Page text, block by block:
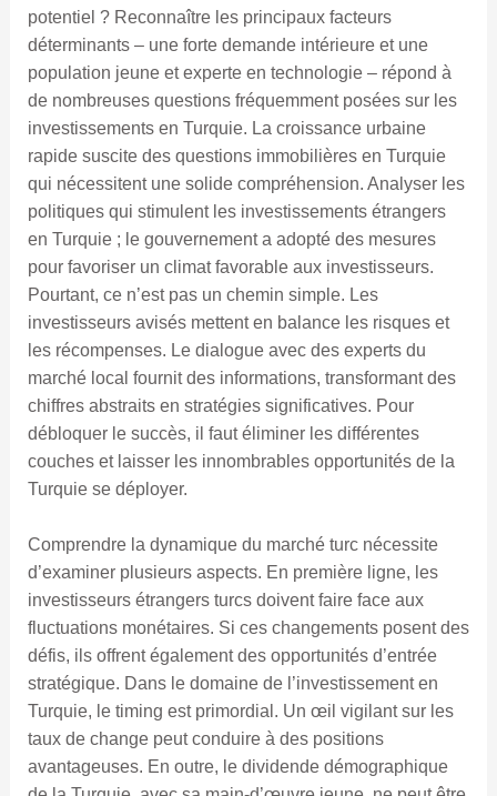
potentiel ? Reconnaître les principaux facteurs
déterminants – une forte demande intérieure et une
population jeune et experte en technologie – répond à
de nombreuses questions fréquemment posées sur les
investissements en Turquie. La croissance urbaine
rapide suscite des questions immobilières en Turquie
qui nécessitent une solide compréhension. Analyser les
politiques qui stimulent les investissements étrangers
en Turquie ; le gouvernement a adopté des mesures
pour favoriser un climat favorable aux investisseurs.
Pourtant, ce n’est pas un chemin simple. Les
investisseurs avisés mettent en balance les risques et
les récompenses. Le dialogue avec des experts du
marché local fournit des informations, transformant des
chiffres abstraits en stratégies significatives. Pour
débloquer le succès, il faut éliminer les différentes
couches et laisser les innombrables opportunités de la
Turquie se déployer.
Comprendre la dynamique du marché turc nécessite
d’examiner plusieurs aspects. En première ligne, les
investisseurs étrangers turcs doivent faire face aux
fluctuations monétaires. Si ces changements posent des
défis, ils offrent également des opportunités d’entrée
stratégique. Dans le domaine de l’investissement en
Turquie, le timing est primordial. Un œil vigilant sur les
taux de change peut conduire à des positions
avantageuses. En outre, le dividende démographique